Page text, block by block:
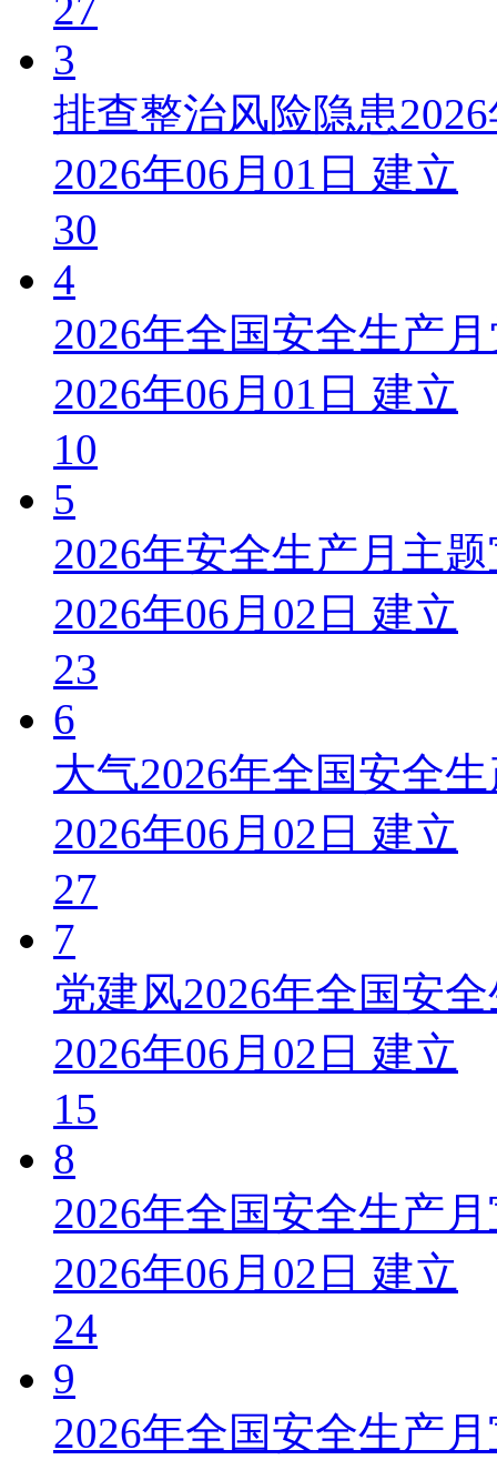
27
3
排查整治风险隐患
2026年06月01日 建立
30
4
2026年全国安全生产
2026年06月01日 建立
10
5
2026年安全生产月主
2026年06月02日 建立
23
6
大气2026年全国安全
2026年06月02日 建立
27
7
党建风2026年全国安
2026年06月02日 建立
15
8
2026年全国安全生产
2026年06月02日 建立
24
9
2026年全国安全生产